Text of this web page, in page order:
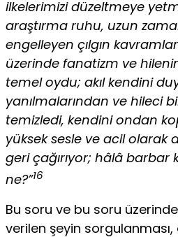
ilkelerimizi düzeltmeye
araştırma ruhu, uzun
engelleyen çılgın
üzerinde fanatizm ve
temel oydu; akıl kendini
yanılmalarından ve hileci
temizledi, kendini ondan
yüksek sesle ve acil olarak
geri çağırıyor; hâlâ barbar
ne?”16
Bu soru ve bu soru
verilen şeyin sorgulanması,